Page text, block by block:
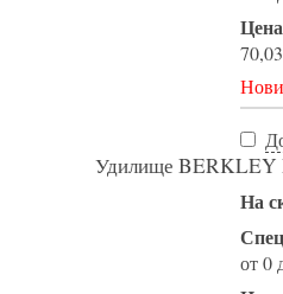
Удилище BERKLEY
На
от 0